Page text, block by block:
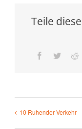
Teile
Facebook
Twitter
10 Ruhender Verkehr